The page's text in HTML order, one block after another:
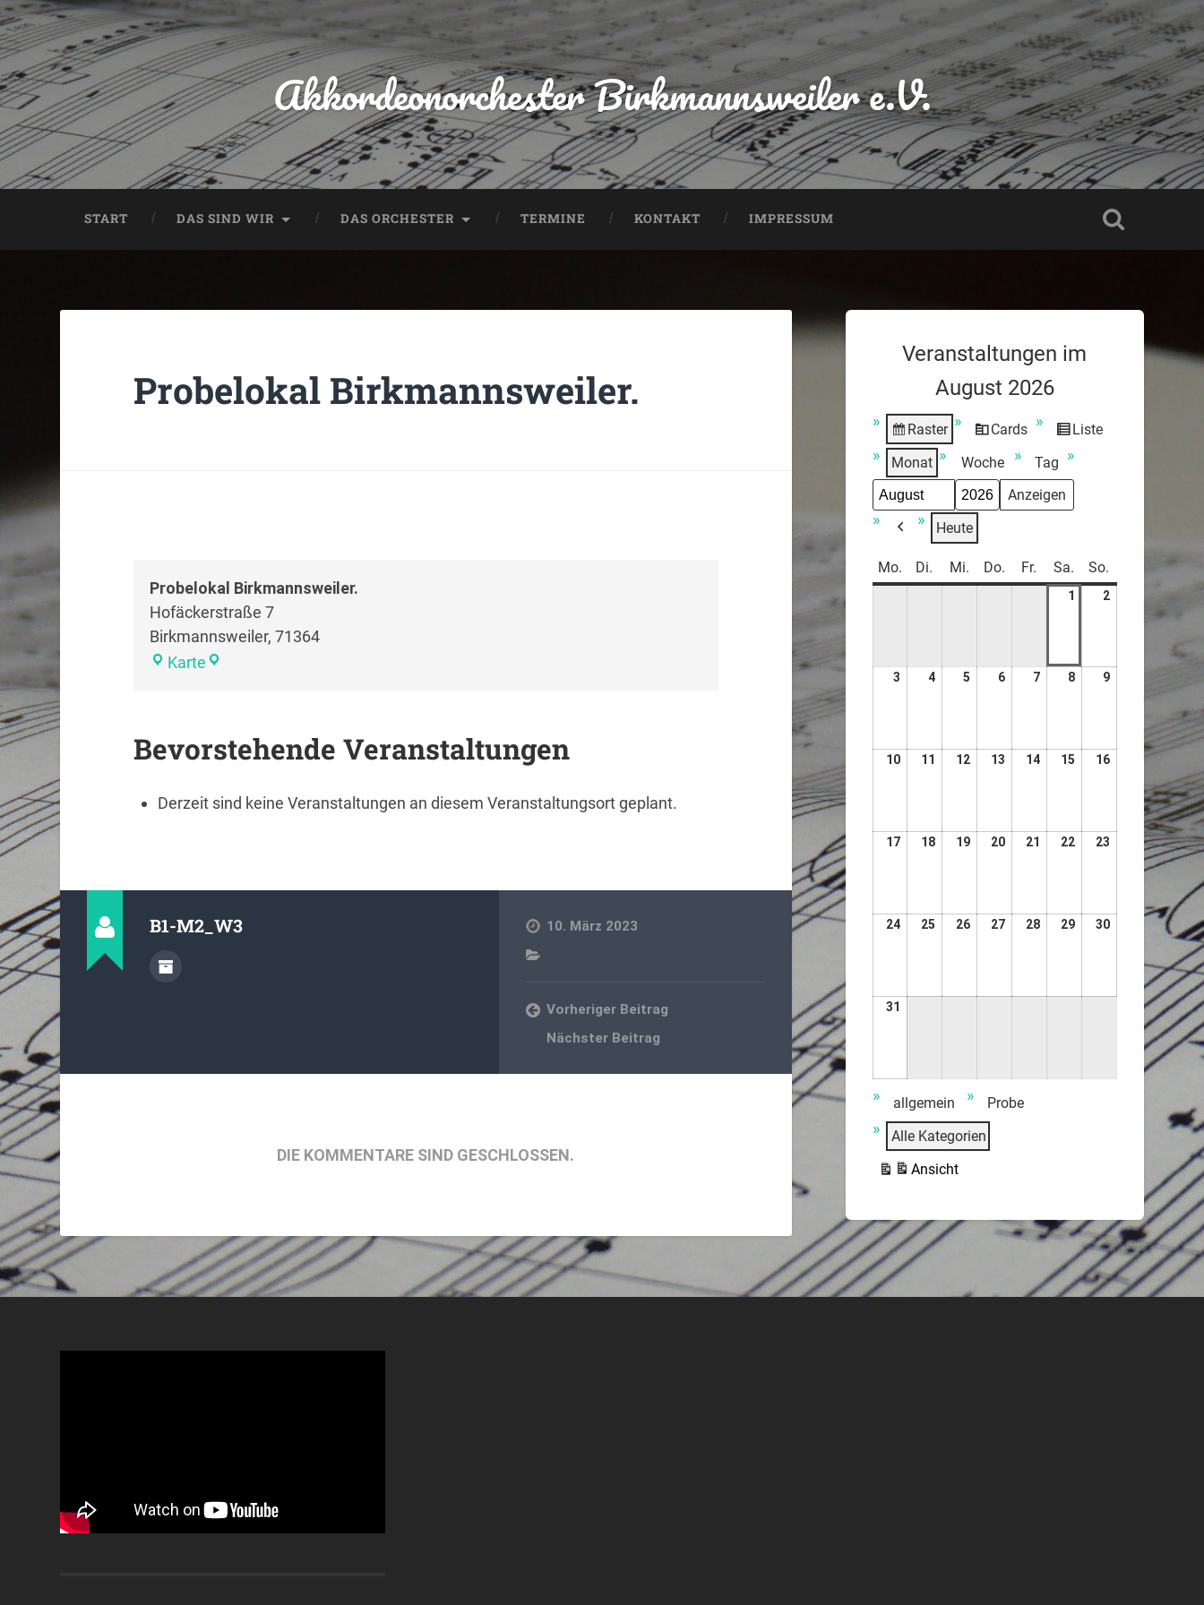
Akkordeonorchester Birkmannsweiler e.V.
START DAS SIND WIR DAS ORCHESTER TERMINE KONTAKT IMPRESSUM
Probelokal Birkmannsweiler.
Probelokal Birkmannsweiler.
Hofäckerstraße 7
Birkmannsweiler, 71364
Karte
Bevorstehende Veranstaltungen
Derzeit sind keine Veranstaltungen an diesem Veranstaltungsort geplant.
B1-M2_W3 10. März 2023
Vorheriger Beitrag
Nächster Beitrag
DIE KOMMENTARE SIND GESCHLOSSEN.
Veranstaltungen im
August 2026
Anzeigen
als
Raster
View
as
Cards
Ansicht
als
Liste
Monat
Woche Tag
Monat
Jahr
Zurück
Heute
Mo. Di. Mi. Do. Fr. Sa. So.
1 2
3 4 5 6 7 8 9
10 11 12 13 14 15 16
17 18 19 20 21 22 23
24 25 26 27 28 29 30
31
Veranstaltungskategorien
allgemein
Probe
Alle Kategorien
Ansicht
ausdrucken